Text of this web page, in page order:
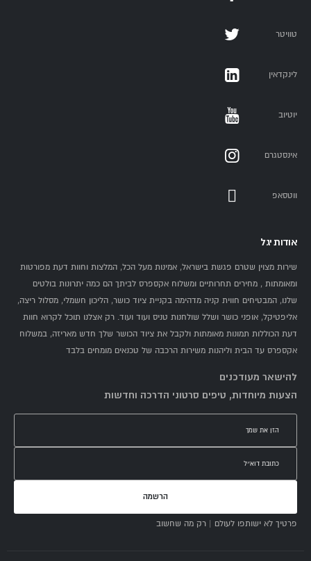
טוויטר
לינקדאין
יוטיוב
אינסטגרם
ווטסאפ
אודות יגל
שירות מצוין שטרם פגשת בישראל, אמינות מעל הכל, המלצות וחוות דעת מפורטות
ומאומתות , מחירים תחרותיים ומשלוח אקספרס לביתך הם כמה יתרונות בולטים
שלנו, המבטיחים חווית קניה מדהימה בקניית ציוד כושר, הליכון חשמלי, מסלול ריצה,
אליפטיקל, אופני כושר ושלל שולחנות טניס ועוד ועוד. רק אצלנו תוכל לקרוא חוות
דעת הכוללות תמונות מאומתות ולקבל את ציוד הכושר שלך חדש מאריזה, במשלוח
אקספרס עד הבית וליהנות משירות הרכבה של טכנאים מומחים בלבד
להישאר מעודכנים
הצעות מיוחדות, טיפים סרטוני הדרכה וחדשות
הרשמה
פרטיך לא ישותפו לעולם | רק מה שחשוב